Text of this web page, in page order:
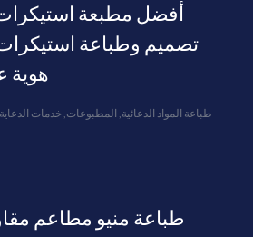
أفضل مطبعة
تصميم وطباعة استيكرات
هوية
طباعة المواد الدعائية, المطبوعات, خدمات الدعاية
طباعة منيو مطاعم